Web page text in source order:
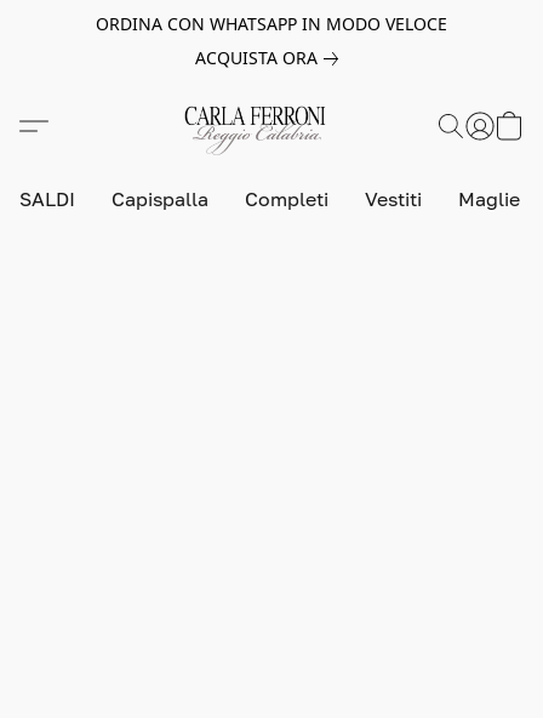
ORDINA CON WHATSAPP IN MODO VELOCE
ACQUISTA ORA
SALDI Capispalla Completi Vestiti Maglie e